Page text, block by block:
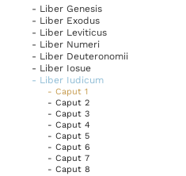
Berichten
Denzinger
- Liber Genesis
- Liber Exodus
- Liber Leviticus
- Liber Numeri
- Liber Deuteronomii
- Liber Iosue
- Liber Iudicum
- Caput 1
- Caput 2
- Caput 3
- Caput 4
- Caput 5
- Caput 6
- Caput 7
- Caput 8